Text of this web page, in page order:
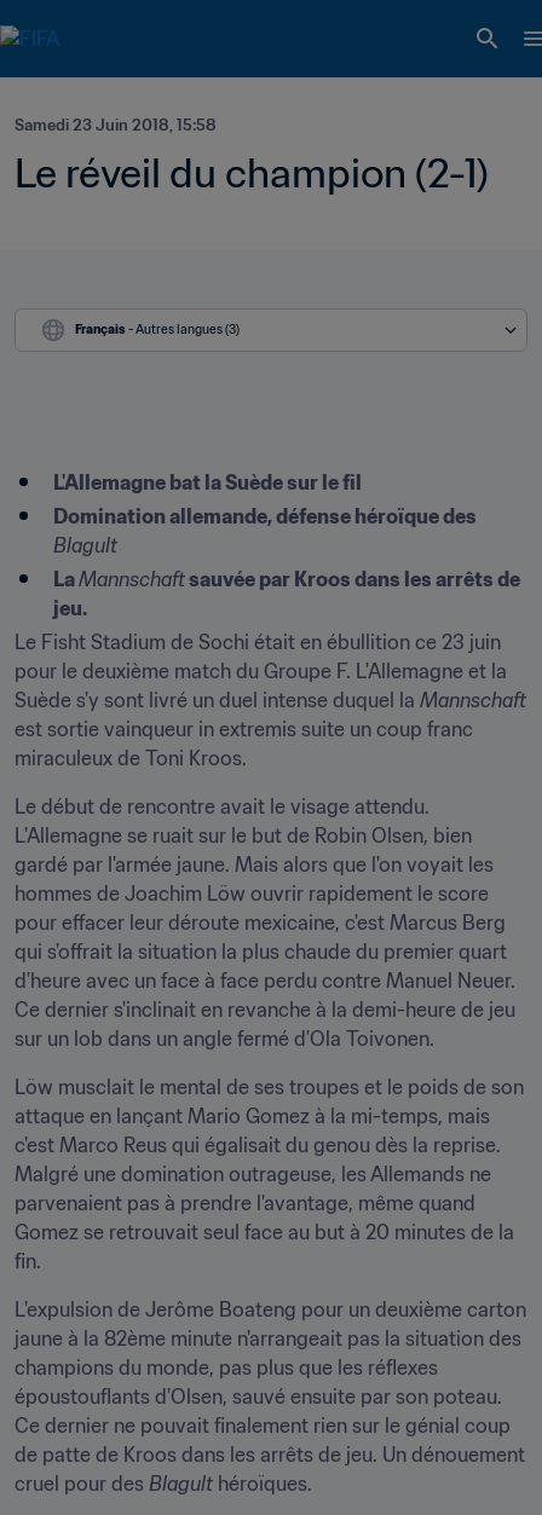
Samedi 23 Juin 2018, 15:58
Le réveil du champion (2-1)
Français - Autres langues (3)
L'Allemagne bat la Suède sur le fil
Blagult
La Mannschaft sauvée par Kroos dans les arrêts de
jeu.
Le Fisht Stadium de Sochi était en ébullition ce 23 juin
pour le deuxième match du Groupe F. L'Allemagne et la
Suède s'y sont livré un duel intense duquel la Mannschaft
est sortie vainqueur in extremis suite un coup franc
miraculeux de Toni Kroos.﻿
Le début de rencontre avait le visage attendu.
L'Allemagne se ruait sur le but de Robin Olsen, bien
gardé par l'armée jaune. Mais alors que l'on voyait les
hommes de Joachim Löw ouvrir rapidement le score
pour effacer leur déroute mexicaine, c'est Marcus Berg
qui s'offrait la situation la plus chaude du premier quart
d'heure avec un face à face perdu contre Manuel Neuer.
Ce dernier s'inclinait en revanche à la demi-heure de jeu
sur un lob dans un angle fermé d'Ola Toivonen.
Löw musclait le mental de ses troupes et le poids de son
attaque en lançant Mario Gomez à la mi-temps, mais
c'est Marco Reus qui égalisait du genou dès la reprise.
Malgré une domination outrageuse, les Allemands ne
parvenaient pas à prendre l'avantage, même quand
Gomez se retrouvait seul face au but à 20 minutes de la
fin.
L'expulsion de Jerôme Boateng pour un deuxième carton
jaune à la 82ème minute n'arrangeait pas la situation des
champions du monde, pas plus que les réflexes
époustouflants d'Olsen, sauvé ensuite par son poteau.
Ce dernier ne pouvait finalement rien sur le génial coup
de patte de Kroos dans les arrêts de jeu. Un dénouement
cruel pour des Blagult héroïques.